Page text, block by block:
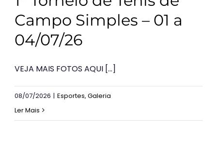
Campo Simples – 01 a
04/07/26
VEJA MAIS FOTOS AQUI [...]
08/07/2026 | Esportes, Galeria
Ler Mais